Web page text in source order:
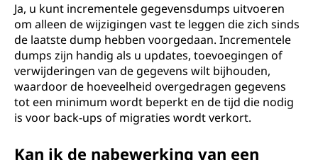
Ja, u kunt incrementele gegevensdumps uitvoeren
om alleen de wijzigingen vast te leggen die zich sinds
de laatste dump hebben voorgedaan. Incrementele
dumps zijn handig als u updates, toevoegingen of
verwijderingen van de gegevens wilt bijhouden,
waardoor de hoeveelheid overgedragen gegevens
tot een minimum wordt beperkt en de tijd die nodig
is voor back-ups of migraties wordt verkort.
Kan ik de nabewerking van een